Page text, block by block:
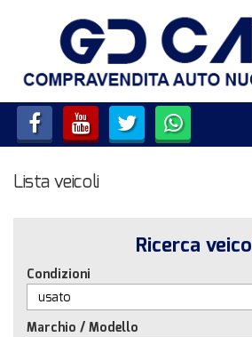
LISTA VEICOLI
SERVIZI
ACQUISTIAMO USATO E
Lista veicoli
Ricerca
Condizioni
Marchio / Modello